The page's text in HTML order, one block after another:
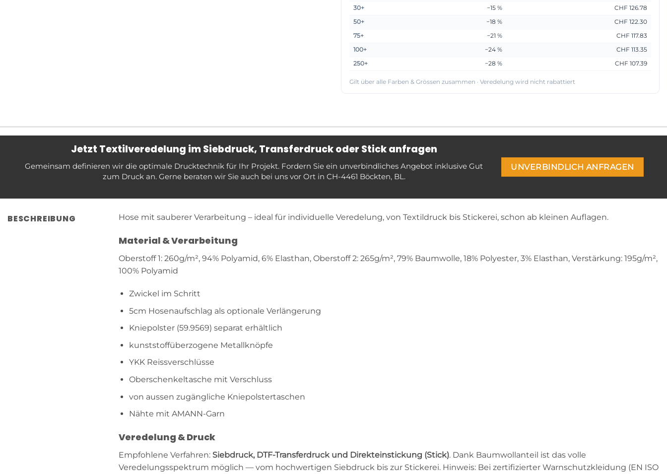
30+
−15 %
CHF 126.78
50+
−18 %
CHF 122.30
75+
−21 %
CHF 117.83
100+
−24 %
CHF 113.35
250+
−28 % CHF 107.39
Gilt über alle Farben & Grössen zusammen · Veredelung wird nicht rabattiert
Jetzt Textilveredelung im Siebdruck, Transferdruck oder Stick anfragen
Gemeinsam definieren wir die optimale Drucktechnik für Ihr Projekt. Fordern Sie ein unverbindliches Angebot inklusive Gut
zum Druck an. Gerne beraten wir Sie auch bei uns vor Ort in CH-4461 Böckten, BL.
UNVERBINDLICH ANFRAGEN
BESCHREIBUNG Hose mit sauberer Verarbeitung – ideal für individuelle Veredelung, von Textildruck bis Stickerei, schon ab kleinen Auflagen.
Material & Verarbeitung
Oberstoff 1: 260g/m², 94% Polyamid, 6% Elasthan, Oberstoff 2: 265g/m², 79% Baumwolle, 18% Polyester, 3% Elasthan, Verstärkung: 195g/m²,
100% Polyamid
Zwickel im Schritt
5cm Hosenaufschlag als optionale Verlängerung
Kniepolster (59.9569) separat erhältlich
kunststoffüberzogene Metallknöpfe
YKK Reissverschlüsse
Oberschenkeltasche mit Verschluss
von aussen zugängliche Kniepolstertaschen
Nähte mit AMANN-Garn
Veredelung & Druck
Empfohlene Verfahren: Siebdruck, DTF-Transferdruck und Direkteinstickung (Stick). Dank Baumwollanteil ist das volle
Veredelungsspektrum möglich — vom hochwertigen Siebdruck bis zur Stickerei. Hinweis: Bei zertifizierter Warnschutzkleidung (EN ISO